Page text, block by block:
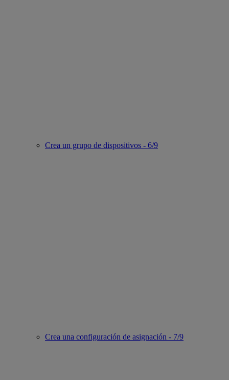
Crea un grupo de dispositivos - 6/9
Crea una configuración de asignación - 7/9